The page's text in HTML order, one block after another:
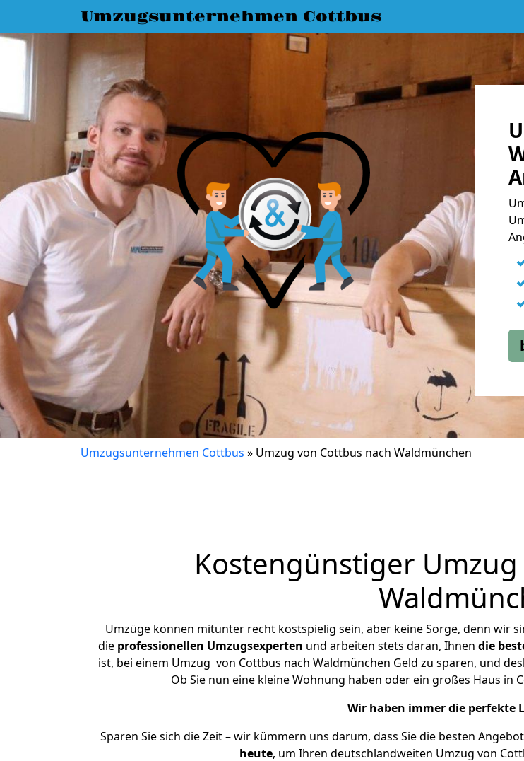
Umzugsunternehmen Cottbus
Umzugsunternehmen Cottbus » Umzug von Cottbus nach Waldmünchen
Kostengünstiger
Umzüge können mitunter recht kostspielig sein, aber keine Sorge, denn wir
die professionellen Umzugsexperten und arbeiten stets daran, Ihnen die
ist, bei einem Umzug von Cottbus nach Waldmünchen Geld zu sparen, und
Ob Sie nun eine kleine Wohnung haben oder ein großes Haus in
Wir haben immer die perfekte
Sparen Sie sich die Zeit – wir kümmern uns darum, dass Sie die besten
heute, um Ihren deutschlandweiten Umzug von